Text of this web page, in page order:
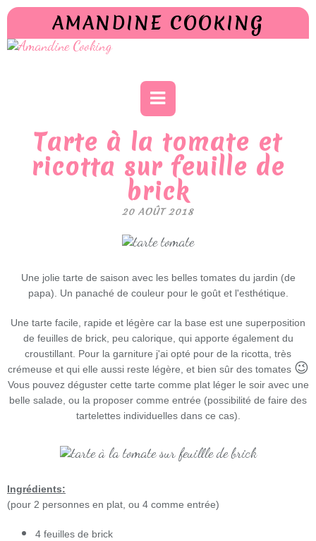
AMANDINE COOKING
Tarte à la tomate et
ricotta sur feuille de
brick
20 AOÛT 2018
Une jolie tarte de saison avec les belles tomates du jardin (de
papa). Un panaché de couleur pour le goût et l'esthétique.
Une tarte facile, rapide et légère car la base est une superposition
de feuilles de brick, peu calorique, qui apporte également du
croustillant. Pour la garniture j'ai opté pour de la ricotta, très
crémeuse et qui elle aussi reste légère, et bien sûr des tomates 😉
Vous pouvez déguster cette tarte comme plat léger le soir avec une
belle salade, ou la proposer comme entrée (possibilité de faire des
tartelettes individuelles dans ce cas).
Ingrédients:
(pour 2 personnes en plat, ou 4 comme entrée)
4 feuilles de brick